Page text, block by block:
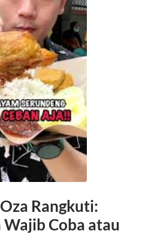
Rangkuti:
Coba atau